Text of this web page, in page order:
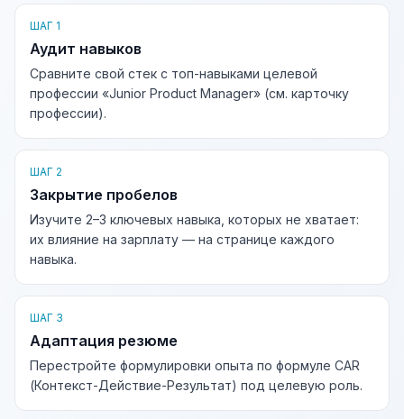
ШАГ 1
Аудит навыков
Сравните свой стек с топ-навыками целевой
профессии «Junior Product Manager» (см. карточку
профессии).
ШАГ 2
Закрытие пробелов
Изучите 2–3 ключевых навыка, которых не хватает:
их влияние на зарплату — на странице каждого
навыка.
ШАГ 3
Адаптация резюме
Перестройте формулировки опыта по формуле CAR
(Контекст-Действие-Результат) под целевую роль.